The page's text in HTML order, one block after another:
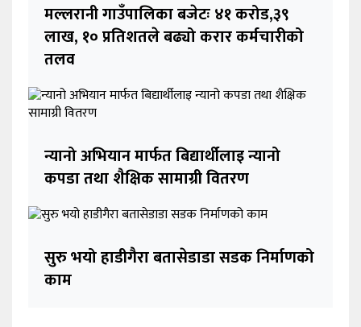
मल्लरानी गाउँपालिका बजेटः ४१ करोड,३९
लाख, १० प्रतिशतले बढ्यो करार कर्मचारीको
तलव
न्यानो अभियान मार्फत बिद्यार्थीलाइ न्यानो
कपडा तथा शैक्षिक सामाग्री वितरण
सुरु भयो हाडीगैरा बतासेडाडा सडक निर्माणको
काम